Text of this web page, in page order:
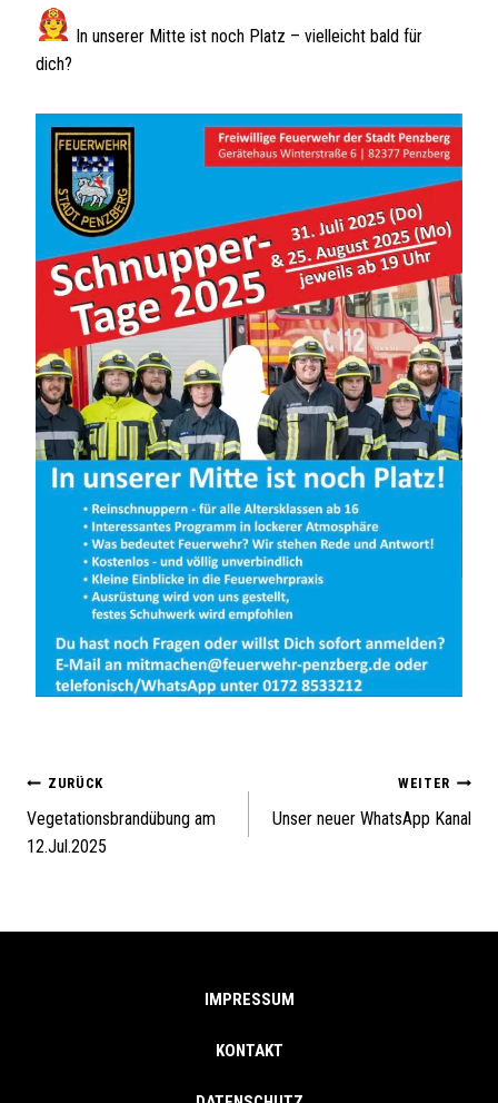
In unserer Mitte ist noch Platz – vielleicht bald für
dich?
ZURÜCK
Vegetationsbrandübung am
12.Jul.2025
WEITER
Unser neuer WhatsApp Kanal
IMPRESSUM
KONTAKT